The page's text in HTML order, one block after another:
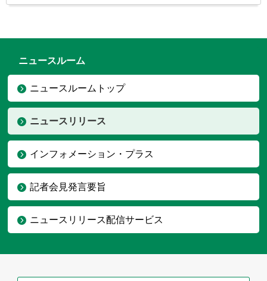
ニュースルーム
ニュースルームトップ
ニュースリリース
インフォメーション・プラス
記者会見発言要旨
ニュースリリース配信サービス